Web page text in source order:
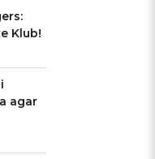
Klub!
agar